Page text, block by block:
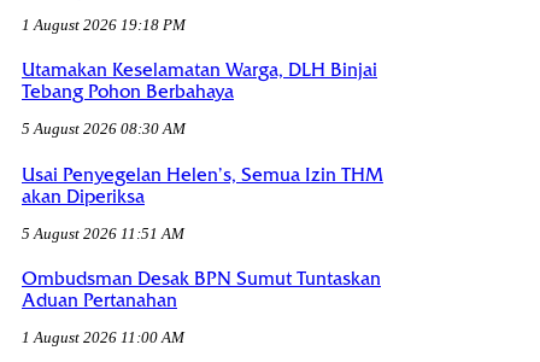
1 August 2026 19:18 PM
Utamakan Keselamatan Warga, DLH Binjai
Tebang Pohon Berbahaya
5 August 2026 08:30 AM
Usai Penyegelan Helen’s, Semua Izin THM
akan Diperiksa
5 August 2026 11:51 AM
Ombudsman Desak BPN Sumut Tuntaskan
Aduan Pertanahan
1 August 2026 11:00 AM